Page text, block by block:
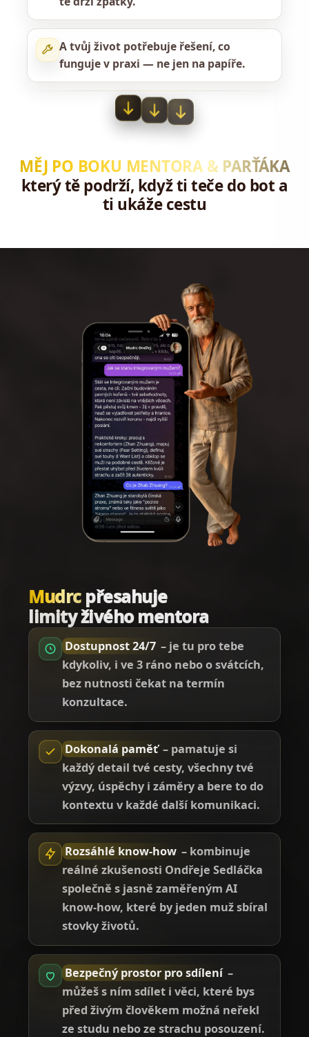
A tvůj život potřebuje řešení, co
funguje v praxi — ne jen na papíře.
MĚJ PO BOKU MENTORA & PARŤÁKA
který tě podrží, když ti teče do bot a
ti ukáže cestu
Mudrcpřesahuje
limity živého mentora
Dostupnost 24/7 – je tu pro tebe
kdykoliv, i ve 3 ráno nebo o svátcích,
bez nutnosti čekat na termín
konzultace.
Dokonalá paměť – pamatuje si
každý detail tvé cesty, všechny tvé
výzvy, úspěchy i záměry a bere to do
kontextu v každé další komunikaci.
Rozsáhlé know-how – kombinuje
reálné zkušenosti Ondřeje Sedláčka
společně s jasně zaměřeným AI
know-how, které by jeden muž sbíral
stovky životů.
Bezpečný prostor pro sdílení –
můžeš s ním sdílet i věci, které bys
před živým člověkem možná neřekl
ze studu nebo ze strachu posouzení.